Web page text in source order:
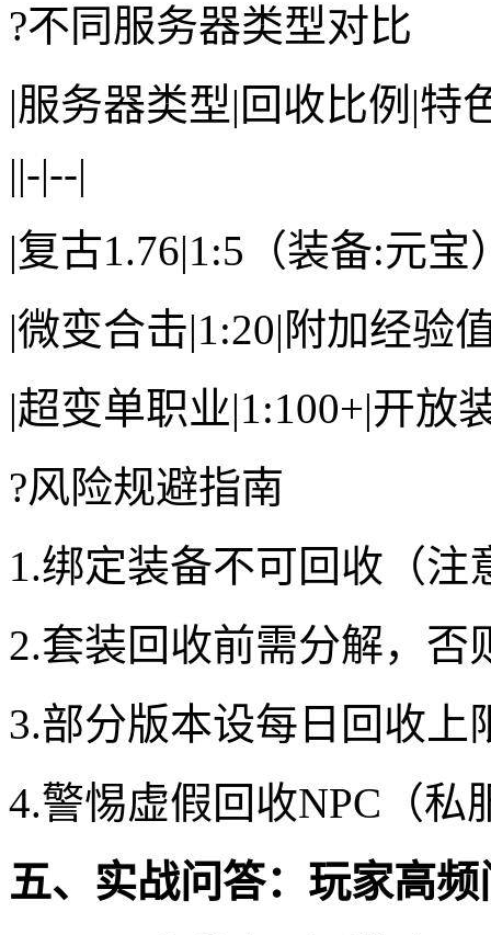
?不同服务器类型对比
|服务器类型|回收比例|特
||-|--|
|复古1.76|1:5（装备:元
|微变合击|1:20|附加经验
|超变单职业|1:100+|开放
?风险规避指南
1.绑定装备不可回收（注
2.套装回收前需分解，否
3.部分版本设每日回收上
4.警惕虚假回收NPC（私
五、实战问答：玩家高